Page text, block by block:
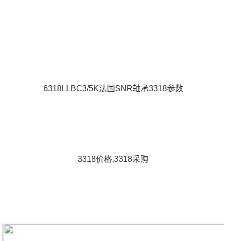
6318LLBC3/5K法国SNR轴承3318参数
3318价格,3318采购